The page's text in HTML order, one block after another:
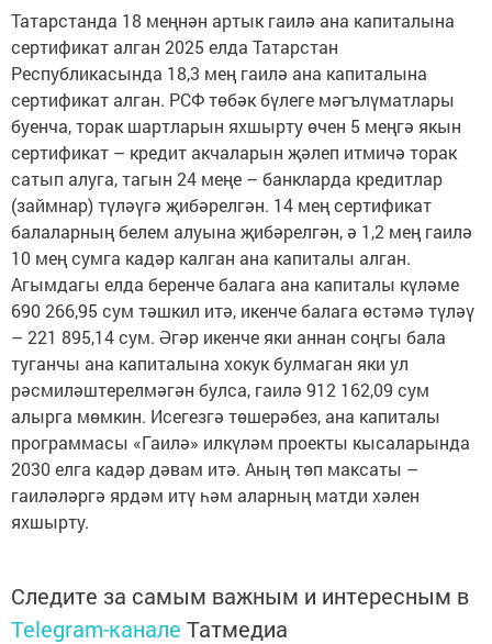
Татарстанда 18 меңнән артык гаилә ана капиталына
сертификат алган 2025 елда Татарстан
Республикасында 18,3 мең гаилә ана капиталына
сертификат алган. РСФ төбәк бүлеге мәгълүматлары
буенча, торак шартларын яхшырту өчен 5 меңгә якын
сертификат – кредит акчаларын җәлеп итмичә торак
сатып алуга, тагын 24 меңе – банкларда кредитлар
(займнар) түләүгә җибәрелгән. 14 мең сертификат
балаларның белем алуына җибәрелгән, ә 1,2 мең гаилә
10 мең сумга кадәр калган ана капиталы алган.
Агымдагы елда беренче балага ана капиталы күләме
690 266,95 сум тәшкил итә, икенче балага өстәмә түләү
– 221 895,14 сум. Әгәр икенче яки аннан соңгы бала
туганчы ана капиталына хокук булмаган яки ул
рәсмиләштерелмәгән булса, гаилә 912 162,09 сум
алырга мөмкин. Исегезгә төшерәбез, ана капиталы
программасы «Гаилә» илкүләм проекты кысаларында
2030 елга кадәр дәвам итә. Аның төп максаты –
гаиләләргә ярдәм итү һәм аларның матди хәлен
яхшырту.
Следите за самым важным и интересным в
Telegram-канале Татмедиа